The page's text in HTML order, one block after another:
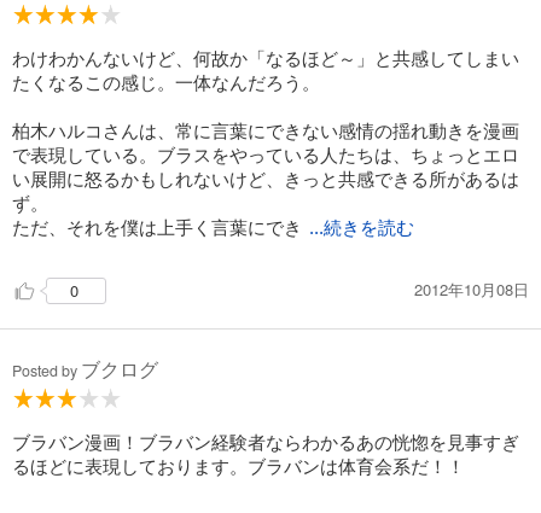
わけわかんないけど、何故か「なるほど～」と共感してしまい
たくなるこの感じ。一体なんだろう。
柏木ハルコさんは、常に言葉にできない感情の揺れ動きを漫画
で表現している。ブラスをやっている人たちは、ちょっとエロ
い展開に怒るかもしれないけど、きっと共感できる所があるは
ず。
ただ、それを僕は上手く言葉にでき
...続きを読む
0 2012年10月08日
Posted by ブクログ
ブラバン漫画！ブラバン経験者ならわかるあの恍惚を見事すぎ
るほどに表現しております。ブラバンは体育会系だ！！